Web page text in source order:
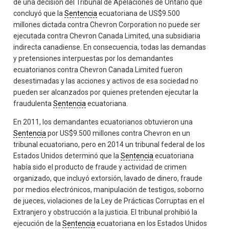
de una decisión del Tribunal de Apelaciones de Ontario que
concluyó que laSentencia ecuatoriana de US$9.500
millones dictada contra Chevron Corporation no puede ser
ejecutada contra Chevron Canada Limited, una subsidiaria
indirecta canadiense. En consecuencia, todas las demandas
y pretensiones interpuestas por los demandantes
ecuatorianos contra Chevron Canada Limited fueron
desestimadas y las acciones y activos de esa sociedad no
pueden ser alcanzados por quienes pretenden ejecutar la
fraudulentaSentencia ecuatoriana.
En 2011, los demandantes ecuatorianos obtuvieron una
Sentencia por US$9.500 millones contra Chevron en un
tribunal ecuatoriano, pero en 2014 un tribunal federal de los
Estados Unidos determinó que laSentencia ecuatoriana
había sido el producto de fraude y actividad de crimen
organizado, que incluyó extorsión, lavado de dinero, fraude
por medios electrónicos, manipulación de testigos, soborno
de jueces, violaciones de la Ley de Prácticas Corruptas en el
Extranjero y obstrucción a la justicia. El tribunal prohibió la
ejecución de laSentencia ecuatoriana en los Estados Unidos